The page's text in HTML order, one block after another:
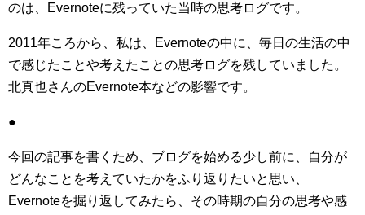
のは、Evernoteに残っていた当時の思考ログです。
2011年ころから、私は、Evernoteの中に、毎日の生活の中
で感じたことや考えたことの思考ログを残していました。
北真也さんのEvernote本などの影響です。
●
今回の記事を書くため、ブログを始める少し前に、自分が
どんなことを考えていたかをふり返りたいと思い、
Evernoteを掘り返してみたら、その時期の自分の思考や感